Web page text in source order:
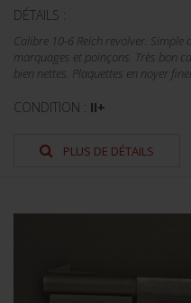
DÉTAILS :
Calibre 10-6 Reich revolver.
marquages et poinçons. Très bon
bien nettes. Plaquettes en noyer
CONDITION : II+
PLUS DE DÉTAILS